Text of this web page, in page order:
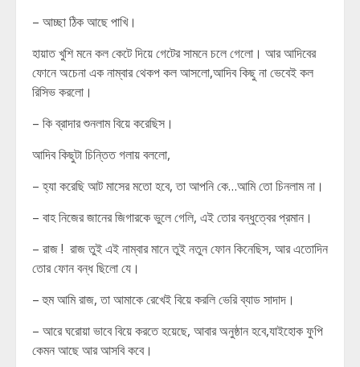
– আচ্ছা ঠিক আছে পাখি।
হায়াত খুশি মনে কল কেটে দিয়ে গেটের সামনে চলে গেলো। আর আদিবের
ফোনে অচেনা এক নাম্বার থেকপ কল আসলো,আদিব কিছু না ভেবেই কল
রিসিভ করলো।
– কি ব্রাদার শুনলাম বিয়ে করেছিস।
আদিব কিছুটা চিন্তিত গলায় বললো,
– হ্যা করেছি আট মাসের মতো হবে, তা আপনি কে…আমি তো চিনলাম না।
– বাহ নিজের জানের জিগারকে ভুলে গেলি, এই তোর বন্ধুত্বের প্রমান।
– রাজ ! রাজ তুই এই নাম্বার মানে তুই নতুন ফোন কিনেছিস, আর এতোদিন
তোর ফোন বন্ধ ছিলো যে।
– হুম আমি রাজ, তা আমাকে রেখেই বিয়ে করলি ভেরি ব্যাড সাদাদ।
– আরে ঘরোয়া ভাবে বিয়ে করতে হয়েছে, আবার অনুষ্ঠান হবে,যাইহোক ফুপি
কেমন আছে আর আসবি কবে।